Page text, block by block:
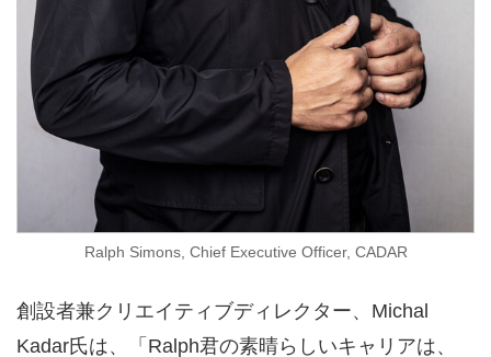
Ralph Simons, Chief Executive Officer, CADAR
創設者兼クリエイティブディレクター、Michal
Kadar氏は、「Ralph君の素晴らしいキャリアは、